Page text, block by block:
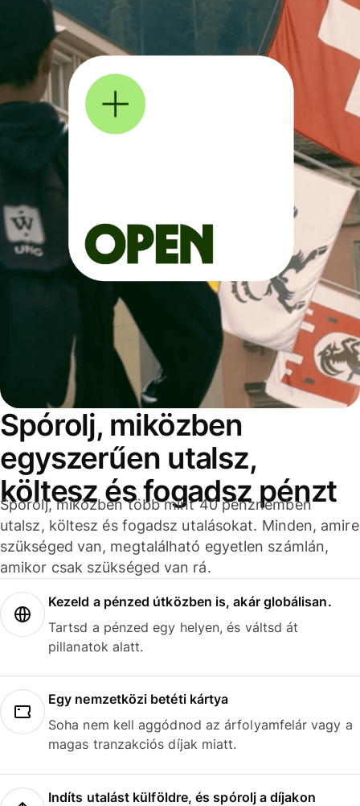
Spórolj, miközben
egyszerűen utalsz,
költesz és fogadsz pénzt
Spórolj, miközben több mint 40 pénznemben
utalsz, költesz és fogadsz utalásokat. Minden, amire
szükséged van, megtalálható egyetlen számlán,
amikor csak szükséged van rá.
Kezeld a pénzed útközben is, akár globálisan.
Tartsd a pénzed egy helyen, és váltsd át
pillanatok alatt.
Egy nemzetközi betéti kártya
Soha nem kell aggódnod az árfolyamfelár vagy a
magas tranzakciós díjak miatt.
Indíts utalást külföldre, és spórolj a díjakon